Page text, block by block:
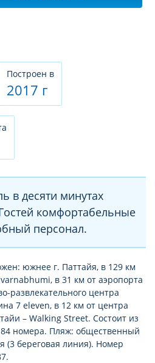
Построен в
2017 г
в десяти минутах
комфортабельные
персонал.
южнее г. Паттайя, в 129 км
в 31 км от аэропорта
развлекательного центра
7 eleven, в 12 км от центра
– Walking Street. Состоит из
84 номера. Пляж: общественный
(3 береговая линия). Номер